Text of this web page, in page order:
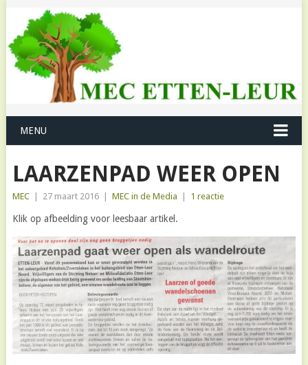
MENU
LAARZENPAD WEER OPEN
MEC 27 maart 2016 MEC in de Media 1 reactie
Klik op afbeelding voor leesbaar artikel.